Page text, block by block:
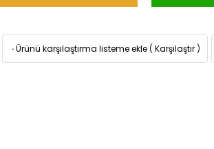
·Ürünü karşılaştırma listeme ekle ( Karşılaştır )